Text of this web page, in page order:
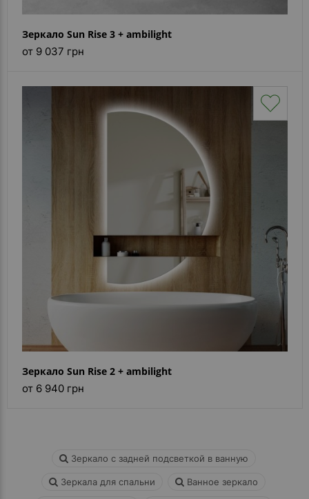
Зеркало Sun Rise 3 + ambilight
от 9 037 грн
Зеркало Sun Rise 2 + ambilight
от 6 940 грн
Зеркало с задней подсветкой в ванную
Зеркала для спальни Ванное зеркало